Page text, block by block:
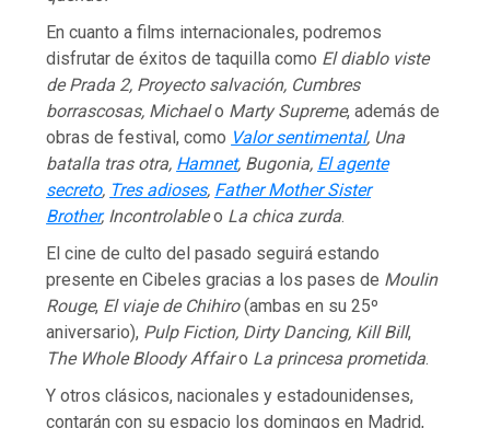
En cuanto a films internacionales, podremos
disfrutar de éxitos de taquilla como El diablo viste
de Prada 2, Proyecto salvación, Cumbres
borrascosas, Michaelo Marty Supreme, además de
obras de festival, como Valor sentimental, Una
batalla tras otra, Hamnet, Bugonia, El agente
secreto, Tres adioses, Father Mother Sister
Brother, Incontrolableo La chica zurda.
El cine de culto del pasado seguirá estando
presente en Cibeles gracias a los pases de Moulin
Rouge, El viaje de Chihiro(ambas en su 25º
aniversario), Pulp Fiction, Dirty Dancing, Kill Bill,
The Whole Bloody Affairo La princesa prometida.
Y otros clásicos, nacionales y estadounidenses,
contarán con su espacio los domingos en Madrid,